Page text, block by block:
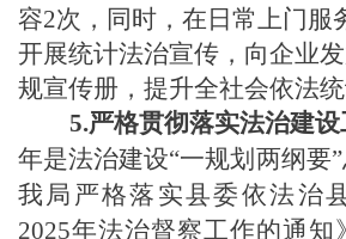
容2次，同时，在日常上门服
开展统计法治宣传，向企业
规宣传册，提升全社会依法统
5.严格贯彻落实法治建设
年是法治建设“一规划两纲要
我局严格落实县委依法治
2025年法治督察工作的通知